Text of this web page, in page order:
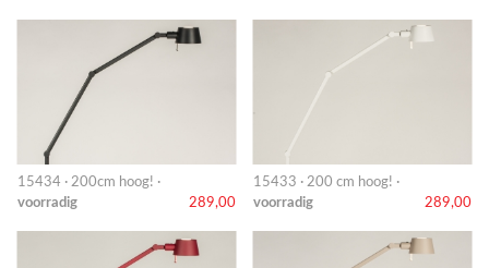
15434 · 200cm hoog! ·
voorradig
289,00
15433 · 200 cm hoog! ·
voorradig
289,00